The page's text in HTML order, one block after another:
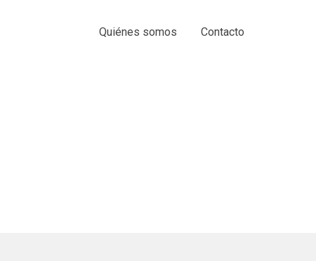
Quiénes somos Contacto